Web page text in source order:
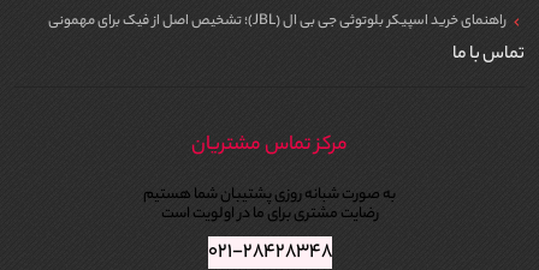
راهنمای خرید اسپیکر بلوتوثی جی بی ال (JBL)؛ تشخیص اصل از فیک برای مهمونی
تماس با ما
مرکز تماس مشتریان
به صورت شبانه روزی پشتیبان شما هستیم
رضایت مشتری برای ما در اولویت است
۰۲۱-۲۸۴۲۸۳۴۸